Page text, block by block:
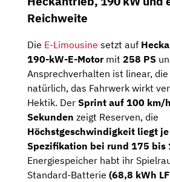
Reichweite
Die E-Limousine setzt auf
190-kW-E-Motormit 258 PS
Ansprechverhalten ist linear, die
natürlich, das Fahrwerk wirkt
Hektik. Der Sprint auf 100 km/
Sekunden zeigt Reserven, die
Höchstgeschwindigkeit liegt je
Spezifikation bei rund 175 bis
Energiespeicher habt ihr
Standard-Batterie (68,8 kWh